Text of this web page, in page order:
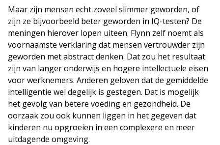
Maar zijn mensen echt zoveel slimmer geworden, of
zijn ze bijvoorbeeld beter geworden in IQ-testen? De
meningen hierover lopen uiteen. Flynn zelf noemt als
voornaamste verklaring dat mensen vertrouwder zijn
geworden met abstract denken. Dat zou het resultaat
zijn van langer onderwijs en hogere intellectuele eisen
voor werknemers. Anderen geloven dat de gemiddelde
intelligentie wel degelijk is gestegen. Dat is mogelijk
het gevolg van betere voeding en gezondheid. De
oorzaak zou ook kunnen liggen in het gegeven dat
kinderen nu opgroeien in een complexere en meer
uitdagende omgeving.